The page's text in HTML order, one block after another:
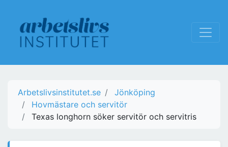
Arbetslivsinstitutet.se
Jönköping
Hovmästare och servitör
Texas longhorn söker servitör och servitris